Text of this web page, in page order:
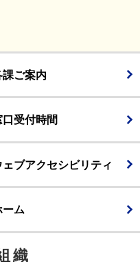
課ご案内
口受付時間
ェブアクセシビリティ
ーム
織